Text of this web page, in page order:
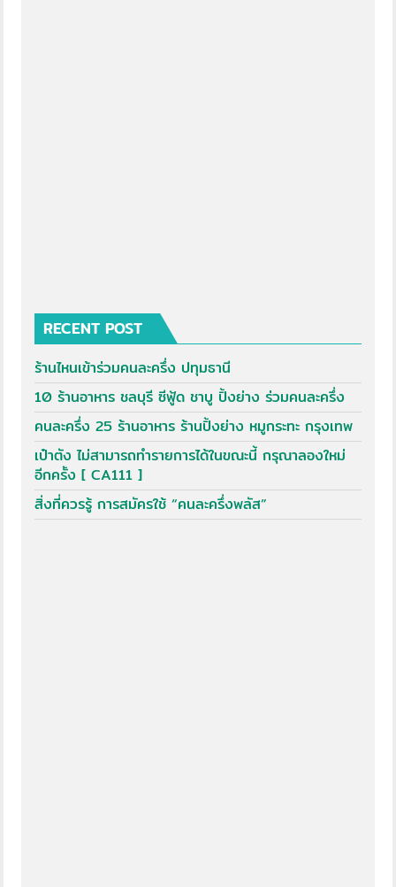
RECENT POST
ร้านไหนเข้าร่วมคนละครึ่ง ปทุมธานี
10 ร้านอาหาร ชลบุรี ซีฟู้ด ชาบู ปิ้งย่าง ร่วมคนละครึ่ง
คนละครึ่ง 25 ร้านอาหาร ร้านปิ้งย่าง หมูกระทะ กรุงเทพ
เป๋าตัง ไม่สามารถทำรายการได้ในขณะนี้ กรุณาลองใหม่
อีกครั้ง [ CA111 ]
สิ่งที่ควรรู้ การสมัครใช้ “คนละครึ่งพลัส”